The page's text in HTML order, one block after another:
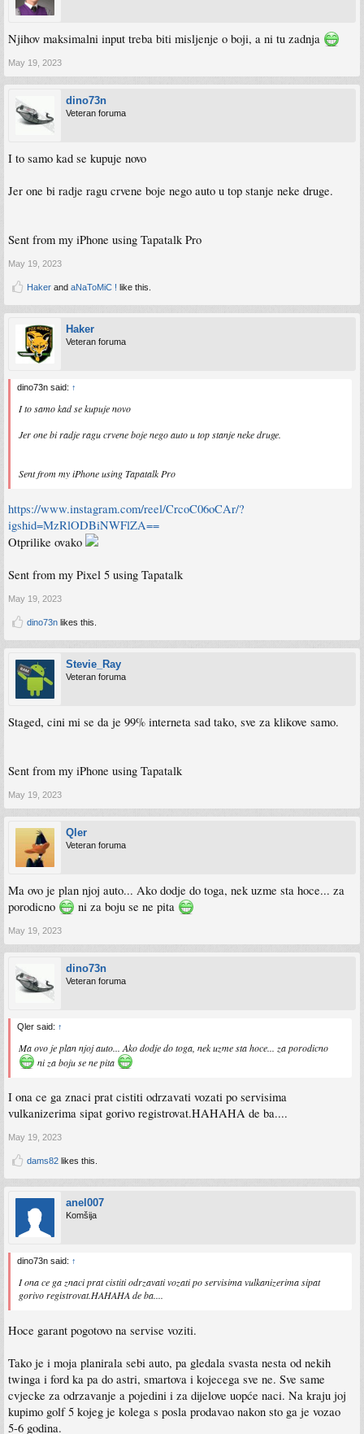
Njihov maksimalni input treba biti misljenje o boji, a ni tu zadnja
May 19, 2023
dino73n
Veteran foruma
I to samo kad se kupuje novo
Jer one bi radje ragu crvene boje nego auto u top stanje neke druge.
Sent from my iPhone using Tapatalk Pro
May 19, 2023
Haker and aNaToMiC ! like this.
Haker
Veteran foruma
dino73n said: ↑
I to samo kad se kupuje novo
Jer one bi radje ragu crvene boje nego auto u top stanje neke druge.
Sent from my iPhone using Tapatalk Pro
https://www.instagram.com/reel/CrcoC06oCAr/?
igshid=MzRlODBiNWFlZA==
Otprilike ovako
Sent from my Pixel 5 using Tapatalk
May 19, 2023
dino73n likes this.
Stevie_Ray
Veteran foruma
Staged, cini mi se da je 99% interneta sad tako, sve za klikove samo.
Sent from my iPhone using Tapatalk
May 19, 2023
Qler
Veteran foruma
Ma ovo je plan njoj auto... Ako dodje do toga, nek uzme sta hoce... za
porodicno
ni za boju se ne pita
May 19, 2023
dino73n
Veteran foruma
Qler said: ↑
Ma ovo je plan njoj auto... Ako dodje do toga, nek uzme sta hoce... za porodicno
ni za boju se ne pita
I ona ce ga znaci prat cistiti odrzavati vozati po servisima
vulkanizerima sipat gorivo registrovat.HAHAHA de ba....
May 19, 2023
dams82 likes this.
anel007
Komšija
dino73n said: ↑
I ona ce ga znaci prat cistiti odrzavati vozati po servisima vulkanizerima sipat
gorivo registrovat.HAHAHA de ba....
Hoce garant pogotovo na servise voziti.
Tako je i moja planirala sebi auto, pa gledala svasta nesta od nekih
twinga i ford ka pa do astri, smartova i kojecega sve ne. Sve same
cvjecke za odrzavanje a pojedini i za dijelove uopće naci. Na kraju joj
kupimo golf 5 kojeg je kolega s posla prodavao nakon sto ga je vozao
5-6 godina.